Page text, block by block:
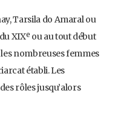
Tarsila do Amaral ou
XIXe ou au tout début
nombreuses femmes
établi. Les
rôles jusqu’alors